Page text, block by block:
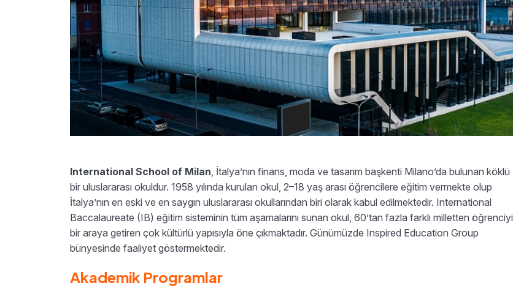
International School of Milan, İtalya’nın finans, moda ve tasarım başkenti Milano’da bulunan köklü
bir uluslararası okuldur. 1958 yılında kurulan okul, 2–18 yaş arası öğrencilere eğitim vermekte olup
İtalya’nın en eski ve en saygın uluslararası okullarından biri olarak kabul edilmektedir. International
Baccalaureate (IB) eğitim sisteminin tüm aşamalarını sunan okul, 60’tan fazla farklı milletten öğrenciyi
bir araya getiren çok kültürlü yapısıyla öne çıkmaktadır. Günümüzde Inspired Education Group
bünyesinde faaliyet göstermektedir.
Akademik Programlar